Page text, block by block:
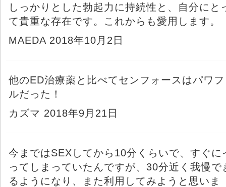
しっかりとした勃起力に持続性と、自分にと
て貴重な存在です。これからも愛用します。
MAEDA 2018年10月2日
他のED治療薬と比べてセンフォースはパワフ
ルだった！
カズマ 2018年9月21日
今まではSEXしてから10分くらいで、すぐに
ってしまっていたんですが、30分近く我慢で
るようになり、また利用してみようと思いま